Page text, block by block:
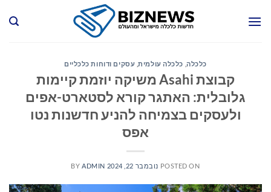
כלכלה, כלכלה עולמית, עסקים ודוחות כלכליים
קבוצת Asahi משיקה יוזמת קיימות
גלובלית: האתגר קורא לסטארט-אפים
ולעסקים בצמיחה להניע חדשנות נטו
אפס
POSTED ON נובמבר 22, 2024 BY ADMIN